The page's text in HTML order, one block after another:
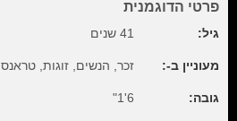
פרטי הדוגמנית
גיל: 41 שנים
מעוניין ב-: זכר, הנשים, זוגות, טראנס
גובה: 6'1"